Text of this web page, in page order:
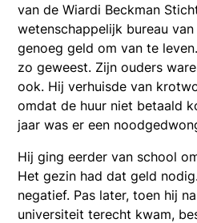
van de Wiardi Beckman
wetenschappelijk bureau
genoeg geld om van te
zo geweest. Zijn ouders
ook. Hij verhuisde van
omdat de huur niet betaald
jaar was er een
Hij ging eerder van school
Het gezin had dat geld
negatief. Pas later, toen hij
universiteit terecht kwam,